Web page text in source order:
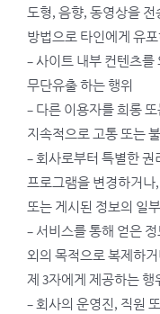
도형, 음향, 동영상을 전
방법으로 타인에게 유
– 사이트 내부 컨텐츠를
무단유출 하는 행위
– 다른 이용자를 희롱
지속적으로 고통 또는
– 회사로부터 특별한
프로그램을 변경하거
또는 게시된 정보의 일
– 서비스를 통해 얻은
외의 목적으로 복제하
제 3자에게 제공하는 행
– 회사의 운영진, 직원